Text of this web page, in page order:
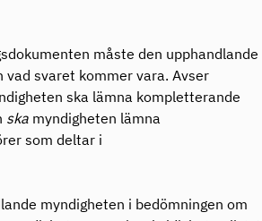
måste den upphandlande
vad svaret kommer vara. Avser
ska lämna kompletterande
ska myndigheten lämna
som deltar i
myndigheten i bedömningen om